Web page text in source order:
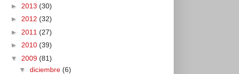
► 2013 (30)
► 2012 (32)
► 2011 (27)
► 2010 (39)
▼ 2009 (81)
▼ diciembre (6)